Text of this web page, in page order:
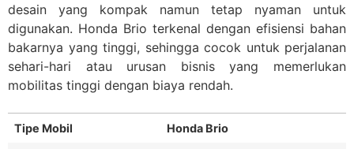
desain yang kompak namun tetap nyaman untuk
digunakan. Honda Brio terkenal dengan efisiensi bahan
bakarnya yang tinggi, sehingga cocok untuk perjalanan
sehari-hari atau urusan bisnis yang memerlukan
mobilitas tinggi dengan biaya rendah.
Tipe Mobil Honda Brio